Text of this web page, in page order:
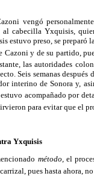
vengó
al cabecilla Yxquisis,
estuvo preso, se
Cazoni y de su partido,
las autoridades
Seis semanas
interino de Sonora y,
acompañado por
para evitar que el
Yxquisis
método,el
pues hasta ahora,